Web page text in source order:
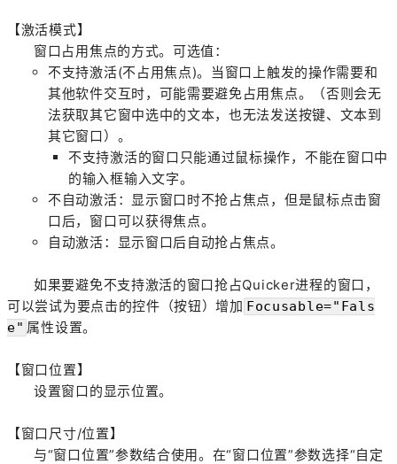
【激活模式】
窗口占用焦点的方式。可选值：
不支持激活(不占用焦点)。当窗口上触发的操作需要和
其他软件交互时，可能需要避免占用焦点。（否则会无
法获取其它窗中选中的文本，也无法发送按键、文本到
其它窗口）。
不支持激活的窗口只能通过鼠标操作，不能在窗口中
的输入框输入文字。
不自动激活：显示窗口时不抢占焦点，但是鼠标点击窗
口后，窗口可以获得焦点。
自动激活：显示窗口后自动抢占焦点。
如果要避免不支持激活的窗口抢占Quicker进程的窗口，
可以尝试为要点击的控件（按钮）增加 Focusable="Fals
e" 属性设置。
【窗口位置】
设置窗口的显示位置。
【窗口尺寸/位置】
与“窗口位置”参数结合使用。在“窗口位置”参数选择“自定